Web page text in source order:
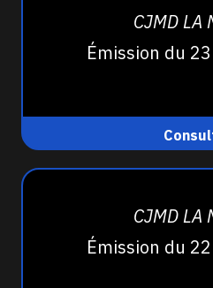
CJMD LA
Émission du
CJMD LA
Émission du